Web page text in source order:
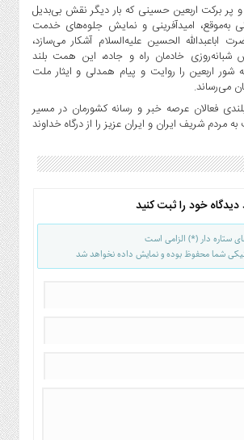
و پر برکت اربعین حسینی که بار دیگر نقش بی‌بدیل
به‌موقع، امیدآفرینی و نمایش جلوه‌های خدمت
اباعبدالله الحسین علیه‌السلام آشکار می‌سازد،
شبانه‌روزی خادمان راه و جاده، این همت بلند
اربعین را روایت و پیام همدلی و ایثار ملت
می‌رساند.
فعالان عرصه خبر و رسانه کشورمان در مسیر
شریف ایران و ایران عزیز را از درگاه خداوند
خود را ثبت کنید
ستاره دار (*) الزامی است
شما محفوظ بوده و نمایش داده نخواهد شد